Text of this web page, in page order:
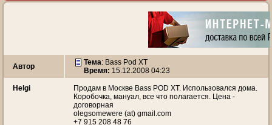
Автор Тема: Bass Pod XT
Время: 15.12.2008 04:23
Helgi
Продам в Москве Bass POD XT. Использовался дома.
Коробочка, мануал, все что полагается. Цена -
договорная
olegsomewere (at) gmail.com
+7 915 208 48 76